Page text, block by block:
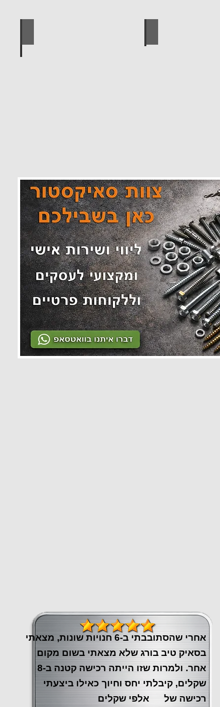
אחרי שהסתובבתי ב-6 חנויות שונות, מצאתי
בסאיק טיב בורג שלא מצאתי בשום מקום
אחר. ולמרות שזו הייתה רכישה קטנה ב-8
שקלים, קיבלתי יחס וחיוך כאילו ביצעתי
רכישה של אלפי שקלים